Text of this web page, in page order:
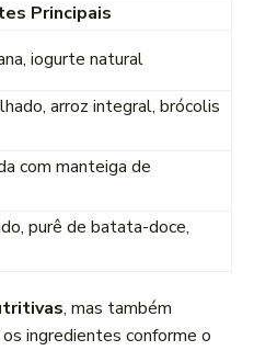
Principais
iogurte natural
arroz integral, brócolis
com manteiga de
purê de batata-doce,
, mas também
ingredientes conforme o